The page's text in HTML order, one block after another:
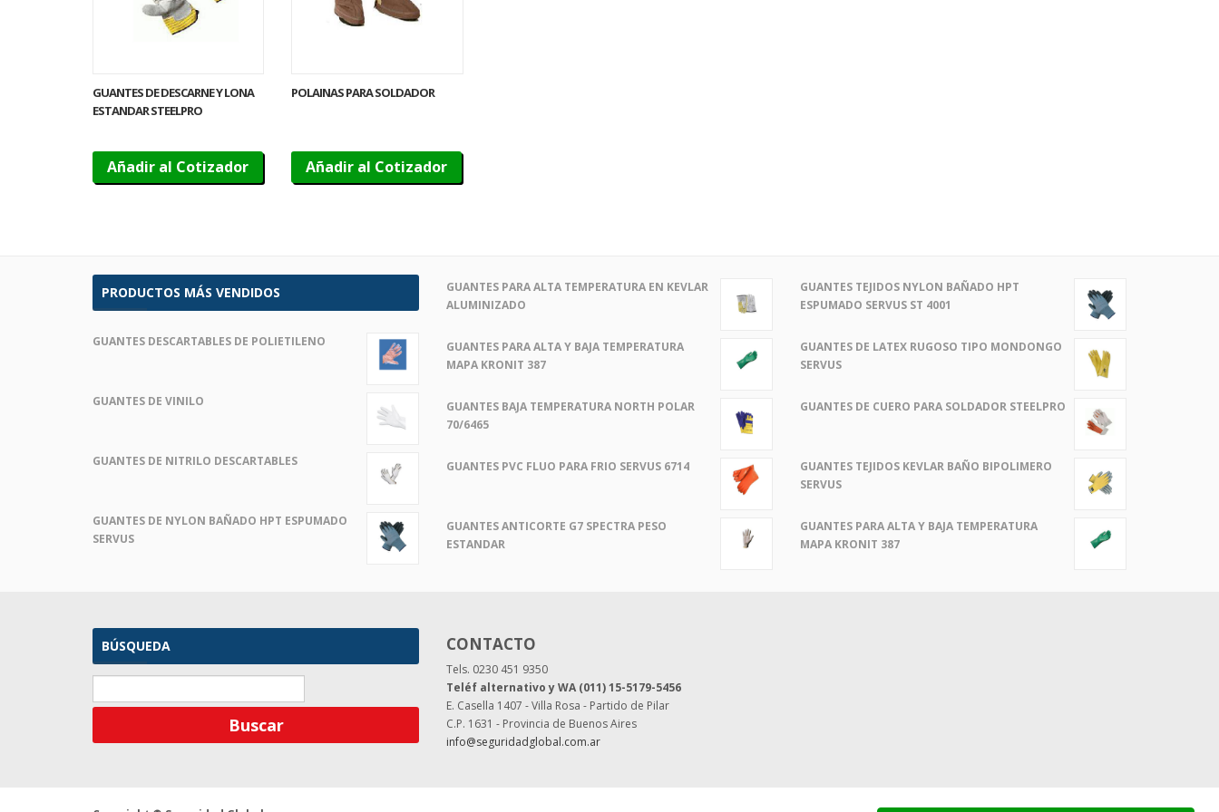
GUANTES DE DESCARNE Y LONA
ESTANDAR STEELPRO
Añadir al Cotizador
POLAINAS PARA SOLDADOR
Añadir al Cotizador
PRODUCTOS MÁS VENDIDOS
GUANTES DESCARTABLES DE POLIETILENO
GUANTES DE VINILO
GUANTES DE NITRILO DESCARTABLES
GUANTES DE NYLON BAÑADO HPT ESPUMADO
SERVUS
GUANTES PARA ALTA TEMPERATURA EN KEVLAR
ALUMINIZADO
GUANTES PARA ALTA Y BAJA TEMPERATURA
MAPA KRONIT 387
GUANTES BAJA TEMPERATURA NORTH POLAR
70/6465
GUANTES PVC FLUO PARA FRIO SERVUS 6714
GUANTES ANTICORTE G7 SPECTRA PESO
ESTANDAR
GUANTES TEJIDOS NYLON BAÑADO HPT
ESPUMADO SERVUS ST 4001
GUANTES DE LATEX RUGOSO TIPO MONDONGO
SERVUS
GUANTES DE CUERO PARA SOLDADOR STEELPRO
GUANTES TEJIDOS KEVLAR BAÑO BIPOLIMERO
SERVUS
GUANTES PARA ALTA Y BAJA TEMPERATURA
MAPA KRONIT 387
BÚSQUEDA CONTACTO
Tels. 0230 451 9350
Teléf alternativo y WA (011) 15-5179-5456
E. Casella 1407 - Villa Rosa - Partido de Pilar
C.P. 1631 - Provincia de Buenos Aires
info@seguridadglobal.com.ar